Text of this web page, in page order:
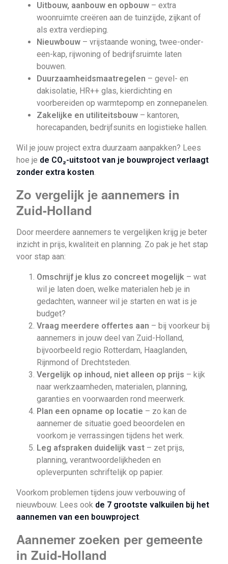
Uitbouw, aanbouw en opbouw – extra
woonruimte creëren aan de tuinzijde, zijkant of
als extra verdieping.
Nieuwbouw – vrijstaande woning, twee-onder-
een-kap, rijwoning of bedrijfsruimte laten
bouwen.
Duurzaamheidsmaatregelen – gevel- en
dakisolatie, HR++ glas, kierdichting en
voorbereiden op warmtepomp en zonnepanelen.
Zakelijke en utiliteitsbouw – kantoren,
horecapanden, bedrijfsunits en logistieke hallen.
Wil je jouw project extra duurzaam aanpakken? Lees
hoe je de CO₂-uitstoot van je bouwproject verlaagt
zonder extra kosten.
Zo vergelijk je aannemers in
Zuid-Holland
Door meerdere aannemers te vergelijken krijg je beter
inzicht in prijs, kwaliteit en planning. Zo pak je het stap
voor stap aan:
Omschrijf je klus zo concreet mogelijk – wat
wil je laten doen, welke materialen heb je in
gedachten, wanneer wil je starten en wat is je
budget?
Vraag meerdere offertes aan – bij voorkeur bij
aannemers in jouw deel van Zuid-Holland,
bijvoorbeeld regio Rotterdam, Haaglanden,
Rijnmond of Drechtsteden.
Vergelijk op inhoud, niet alleen op prijs – kijk
naar werkzaamheden, materialen, planning,
garanties en voorwaarden rond meerwerk.
Plan een opname op locatie – zo kan de
aannemer de situatie goed beoordelen en
voorkom je verrassingen tijdens het werk.
Leg afspraken duidelijk vast – zet prijs,
planning, verantwoordelijkheden en
opleverpunten schriftelijk op papier.
Voorkom problemen tijdens jouw verbouwing of
nieuwbouw. Lees ook de 7 grootste valkuilen bij het
aannemen van een bouwproject.
Aannemer zoeken per gemeente
in Zuid-Holland